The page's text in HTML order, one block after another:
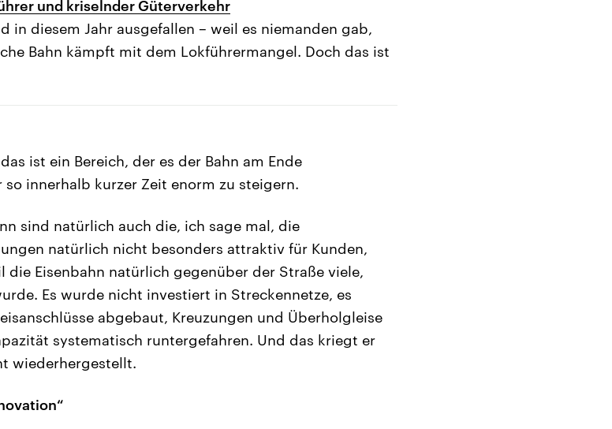
und kriselnder Güterverkehr
in diesem Jahr ausgefallen – weil es niemanden gab,
Bahn kämpft mit dem Lokführermangel. Doch das ist
ist ein Bereich, der es der Bahn am Ende
innerhalb kurzer Zeit enorm zu steigern.
sind natürlich auch die, ich sage mal, die
natürlich nicht besonders attraktiv für Kunden,
die Eisenbahn natürlich gegenüber der Straße viele,
Es wurde nicht investiert in Streckennetze, es
abgebaut, Kreuzungen und Überholgleise
systematisch runtergefahren. Und das kriegt er
wiederhergestellt.